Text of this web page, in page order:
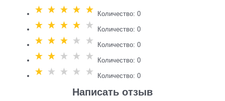
Количество: 0
Количество: 0
Количество: 0
Количество: 0
Количество: 0
Написать отзыв